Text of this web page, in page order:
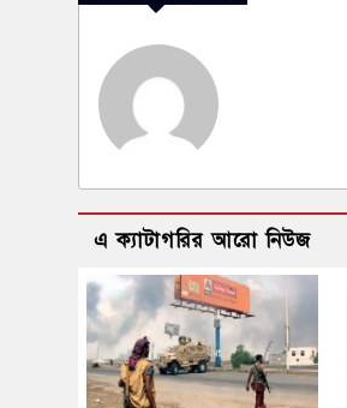
এ ক্যাটাগরির আরো নিউজ